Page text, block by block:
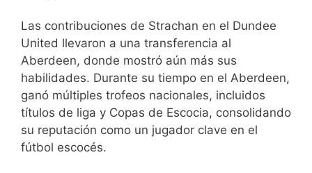
Las contribuciones de Strachan en el Dundee
United llevaron a una transferencia al
Aberdeen, donde mostró aún más sus
habilidades. Durante su tiempo en el Aberdeen,
ganó múltiples trofeos nacionales, incluidos
títulos de liga y Copas de Escocia, consolidando
su reputación como un jugador clave en el
fútbol escocés.